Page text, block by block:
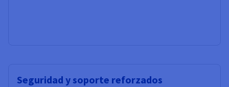
Seguridad y soporte reforzados